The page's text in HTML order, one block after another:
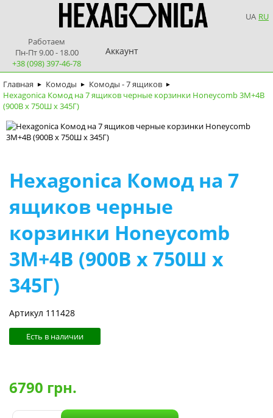
UA RU
Работаем
Пн-Пт 9.00 - 18.00
+38 (098) 397-46-78
Аккаунт
Главная ► Комоды ► Комоды - 7 ящиков ►
Hexagonica Комод на 7 ящиков черные корзинки Honeycomb 3М+4В
(900В х 750Ш х 345Г)
Hexagonica Комод на 7
ящиков черные
корзинки Honeycomb
3М+4В (900В х 750Ш х
345Г)
Артикул 111428
Есть в наличии
6790 грн.